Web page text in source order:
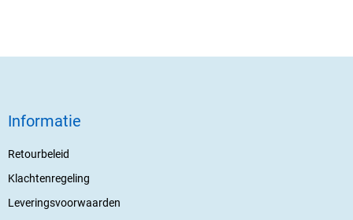
Informatie
Retourbeleid
Klachtenregeling
Leveringsvoorwaarden